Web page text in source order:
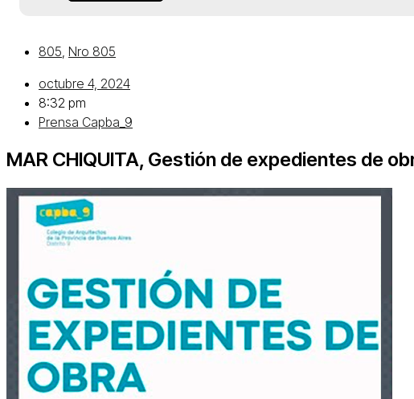
805, Nro 805
octubre 4, 2024
8:32 pm
Prensa Capba_9
MAR CHIQUITA, Gestión de expedientes de